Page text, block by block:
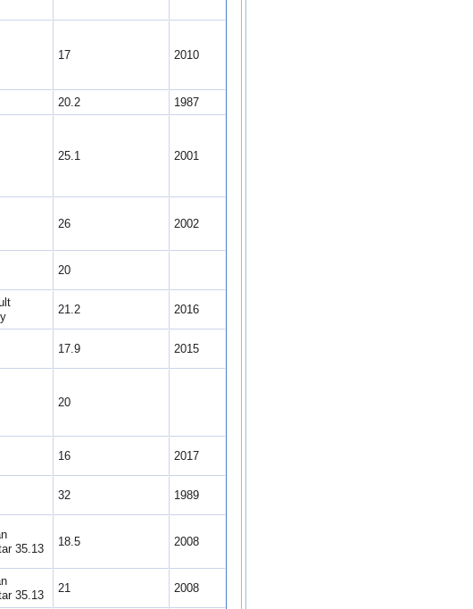
17 2010
20.2 1987
25.1 2001
26 2002
20
21.2 2016
17.9 2015
20
16 2017
32 1989
35.13
18.5 2008
35.13
21 2008